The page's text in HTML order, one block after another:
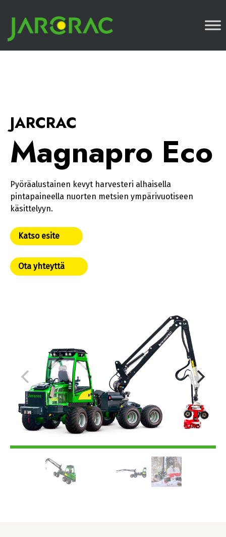
content
JARCRAC
Magnapro Eco
Pyöräalustainen kevyt harvesteri alhaisella
pintapaineella nuorten metsien ympärivuotiseen
käsittelyyn.
Katso esite
Ota yhteyttä